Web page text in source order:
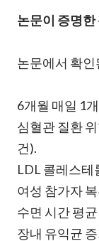
논문이 증명한
논문에서 확
6개월 매일 1
심혈관 질환
건).
LDL 콜레스테
여성 참가자
수면 시간 평
장내 유익균